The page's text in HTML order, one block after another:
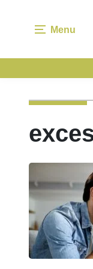
Menu